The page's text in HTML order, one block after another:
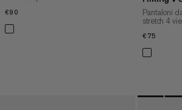
€90
Pantaloni
stretch 4 vie
€75